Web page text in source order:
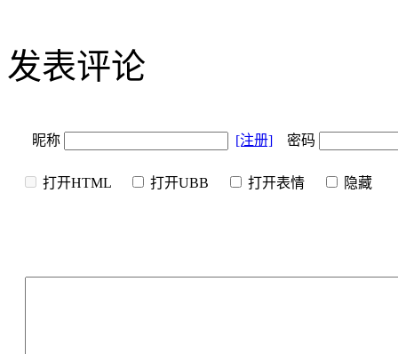
发表评论
昵称 [注册] 密码
打开HTML 打开UBB 打开表情 隐